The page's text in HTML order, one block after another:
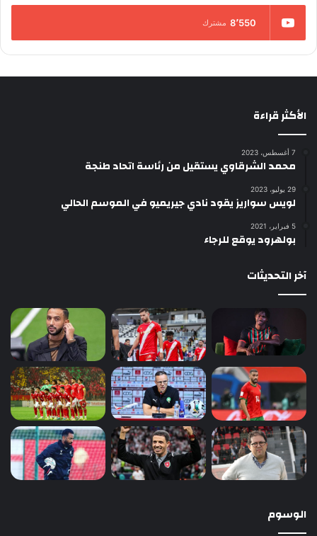
8٬550 مشترك
الأكثر قراءة
7 أغسطس، 2023
محمد الشرقاوي يستقيل من رئاسة اتحاد طنجة
29 يوليو، 2023
لويس سواريز يقود نادي جيريميو في الموسم الحالي
5 فبراير، 2021
بولهرود يوقع للرجاء
آخر التحديثات
الوسوم